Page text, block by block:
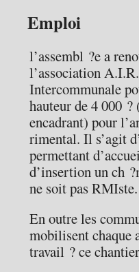
Emploi
l’assembl ?e a
l’association
Intercommunale
hauteur de 4 000
encadrant) pour
rimental. Il s’agit
permettant
d’insertion un ch
ne soit pas RMIste.
En outre les
mobilisent chaque
travail ? ce